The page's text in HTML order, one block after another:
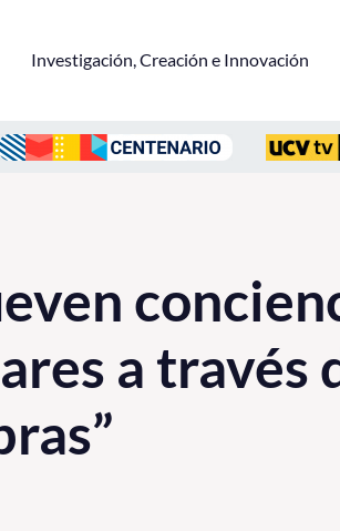
Investigación, Creación e Innovación
a través